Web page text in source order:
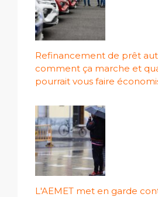
Refinancement de prêt
comment ça marche et
pourrait vous faire
L'AEMET met en garde